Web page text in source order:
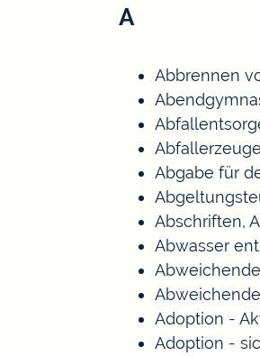
A
Abbrennen
Abgabe für
Abschriften,
Abwasser
Adoption -
Adoption -